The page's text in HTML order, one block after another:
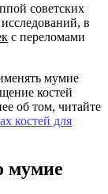
советских
в
с переломами
мумие
костей
об том, читайте
костей для
мумие